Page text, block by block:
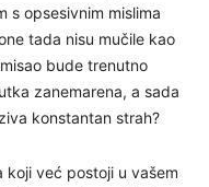
s opsesivnim mislima
tada nisu mučile kao
bude trenutno
zanemarena, a sada
konstantan strah?
koji već postoji u vašem